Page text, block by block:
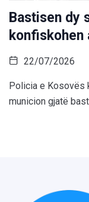
Bastisen dy
konfiskohen
22/07/2026
Policia e Kosovës
municion gjatë